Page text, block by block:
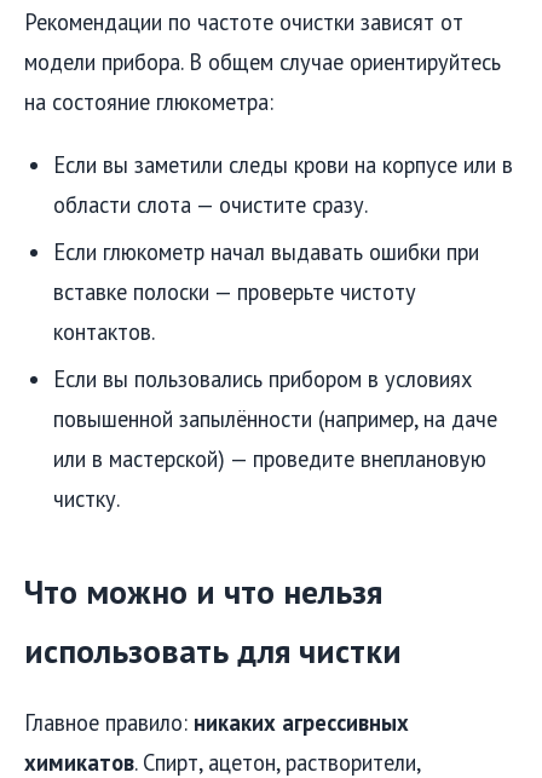
Рекомендации по частоте очистки зависят от
модели прибора. В общем случае ориентируйтесь
на состояние глюкометра:
Если вы заметили следы крови на корпусе или в
области слота — очистите сразу.
Если глюкометр начал выдавать ошибки при
вставке полоски — проверьте чистоту
контактов.
Если вы пользовались прибором в условиях
повышенной запылённости (например, на даче
или в мастерской) — проведите внеплановую
чистку.
Что можно и что нельзя
использовать для чистки
Главное правило: никаких агрессивных
химикатов. Спирт, ацетон, растворители,